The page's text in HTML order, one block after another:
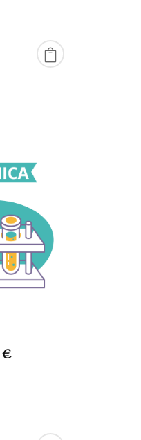
hasta
99,00 €
€Rango